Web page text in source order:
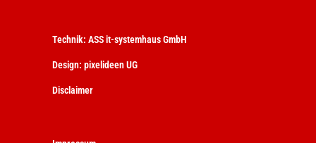
Technik: ASS it-systemhaus GmbH
Design: pixelideen UG
Disclaimer